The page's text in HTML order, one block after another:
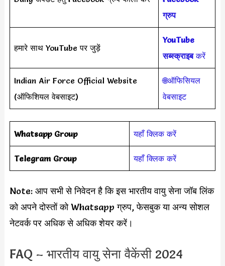
ग्रुप
हमारे साथ YouTube पर जुड़ें
YouTube
सब्स्क्राइबकरें
Indian Air Force Official Website
(ऑफिशियल वेबसाइट)
🌐ऑफिसियल
वेबसाइट
Whatsapp Group यहाँ क्लिक करें
Telegram Group यहाँ क्लिक करें
Note: आप सभी से निवेदन है कि इस भारतीय वायु सेना जॉब लिंक
को अपने दोस्तों को Whatsapp ग्रुप, फेसबुक या अन्य सोशल
नेटवर्क पर अधिक से अधिक शेयर करें।
FAQ – भारतीय वायु सेना वैकेंसी 2024